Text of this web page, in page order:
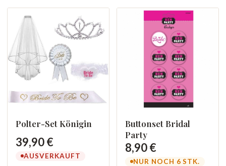
Polter-Set Königin
39,90 €
AUSVERKAUFT
Buttonset Bridal
Party
8,90 €
NUR NOCH 6 STK.